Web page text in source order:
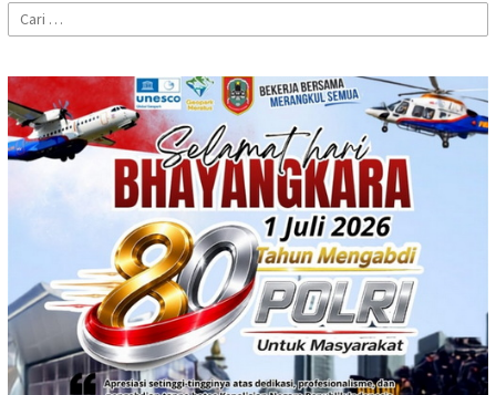
Cari
untuk: